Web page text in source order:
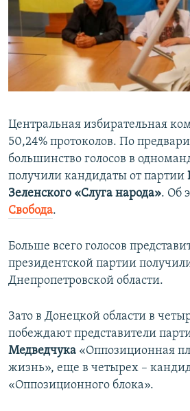
ПОБЕДИТЕЛЕЙ НЕ СУДЯТ?
КРЫМ.НЕПОКОРЕННЫЙ
УКРАИНСКАЯ ПРОБЛЕМА КРЫМА
ПРИСОЕДИНЯЙТЕСЬ!
Центральная избирательная
50,24% протоколов. По
большинство голосов в
получили кандидаты от партии
Зеленского «Слуга народа». Об
Свобода.
Больше всего голосов
президентской партии
Днепропетровской области.
Зато в Донецкой области в
побеждают представители
Медведчука «Оппозиционная
жизнь», еще в четырех –
«Оппозиционного блока».